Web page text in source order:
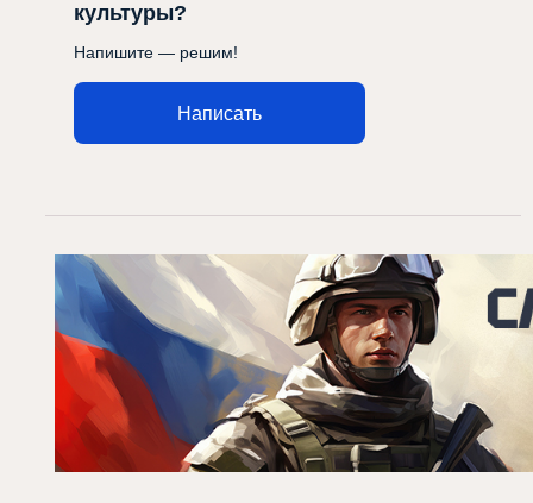
культуры?
Напишите — решим!
Написать